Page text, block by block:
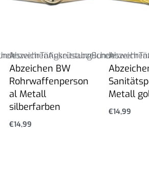
Tätigkeitsabzeichen
AbzeichenAusrüstungBundeswehr
Abzeichen BW
Rohrwaffenperson
al Metall
silberfarben
€14,99
Abzeichen
Metall
€14,99